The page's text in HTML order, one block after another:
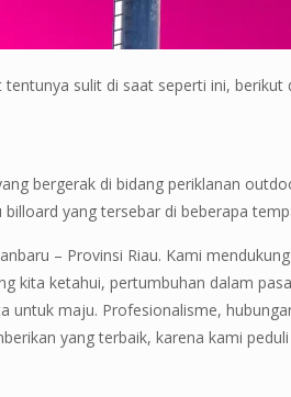
sulit di saat seperti ini,
bergerak di bidang periklanan
yang tersebar di beberapa
– Provinsi Riau. Kami
kita ketahui, pertumbuhan dalam
untuk maju. Profesionalisme,
yang terbaik, karena kami